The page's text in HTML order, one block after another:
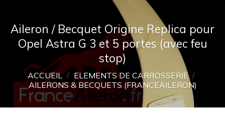
Aileron / Becquet Origine Replica pour
Opel Astra G 3 et 5 portes (avec feu
stop)
ACCUEIL / ELEMENTS DE CARROSSERIE /
AILERONS & BECQUETS (FRANCEAILERON)